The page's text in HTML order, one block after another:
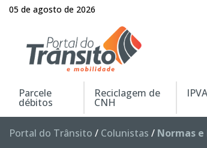
05 de agosto de 2026
Parcele
débitos
Reciclagem de
CNH
Portal do Trânsito / Colunistas / Normas